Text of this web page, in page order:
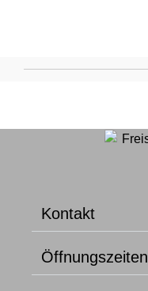
Kontakt
Öffnungszeiten